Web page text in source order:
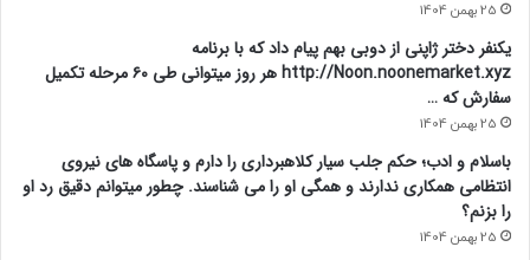
25 بهمن 1404
یکنفر دختر ژاپنی از دوبی بهم پیام داد که با برنامه
http://Noon.noonemarket.xyz هر روز میتوانی طی ۶۰ مرحله تکمیل
سفارش که …
25 بهمن 1404
باسلام و ادب؛ حکم جلب سیار کلاهبرداری را دارم و پاسگاه های نیروی
انتظامی همکاری ندارند و همگی او را می شناسند. چطور میتوانم دقیق رد او
را بزنم؟
25 بهمن 1404